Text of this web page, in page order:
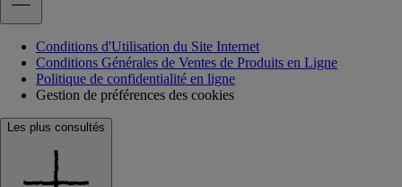
Conditions d'Utilisation du Site Internet
Conditions Générales de Ventes de Produits en Ligne
Politique de confidentialité en ligne
Gestion de préférences des cookies
Les plus consultés